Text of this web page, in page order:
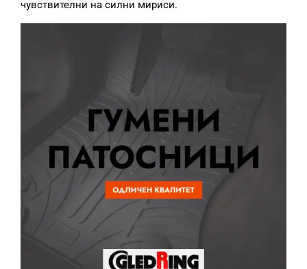
чувствителни на силни мириси.